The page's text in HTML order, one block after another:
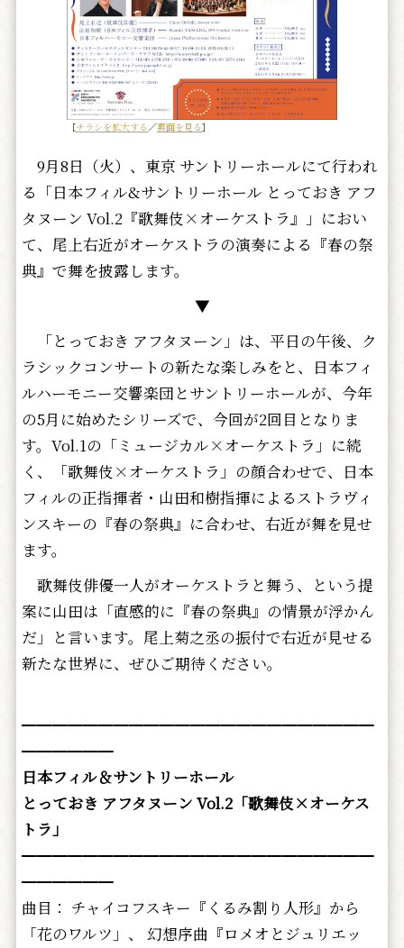
［チラシを拡大する ／裏面を見る］
9月8日（火）、東京 サントリーホールにて行われ
る「日本フィル&サントリーホール とっておき アフ
タヌーン Vol.2『歌舞伎×オーケストラ』」におい
て、尾上右近がオーケストラの演奏による『春の祭
典』で舞を披露します。
▼
「とっておき アフタヌーン」は、平日の午後、ク
ラシックコンサートの新たな楽しみをと、日本フィ
ルハーモニー交響楽団とサントリーホールが、今年
の5月に始めたシリーズで、今回が2回目となりま
す。Vol.1の「ミュージカル×オーケストラ」に続
く、「歌舞伎×オーケストラ」の顔合わせで、日本
フィルの正指揮者・山田和樹指揮によるストラヴィ
ンスキーの『春の祭典』に合わせ、右近が舞を見せ
ます。
歌舞伎俳優一人がオーケストラと舞う、という提
案に山田は「直感的に『春の祭典』の情景が浮かん
だ」と言います。尾上菊之丞の振付で右近が見せる
新たな世界に、ぜひご期待ください。
━━━━━━━━━━━━━━━━━━━━━━━
━━━━━━
日本フィル＆サントリーホール
とっておき アフタヌーン Vol.2「歌舞伎×オーケス
トラ」
━━━━━━━━━━━━━━━━━━━━━━━
━━━━━━
曲目： チャイコフスキー『くるみ割り人形』から
「花のワルツ」、 幻想序曲『ロメオとジュリエッ